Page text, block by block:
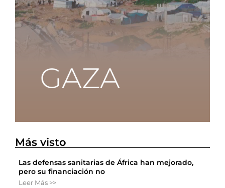
Más visto
Las defensas sanitarias de África han mejorado,
pero su financiación no
Leer Más >>